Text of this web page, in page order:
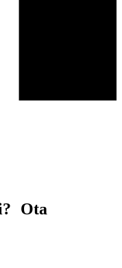
Ota